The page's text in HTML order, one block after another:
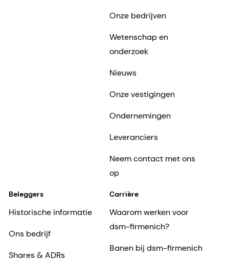
Onze bedrijven
Wetenschap en
onderzoek
Nieuws
Onze vestigingen
Ondernemingen
Leveranciers
Neem contact met ons
op
Beleggers
Historische informatie
Ons bedrijf
Shares & ADRs
Carrière
Waarom werken voor
dsm-firmenich?
Banen bij dsm-firmenich